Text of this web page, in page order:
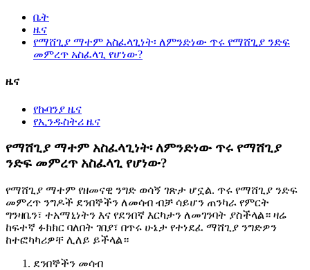
ቤት
ዜና
የማሸጊያ ማተም አስፈላጊነት፡ ለምንድነው ጥሩ የማሸጊያ ንድፍ
መምረጥ አስፈላጊ የሆነው?
ዜና
የኩባንያ ዜና
የኢንዱስትሪ ዜና
የማሸጊያ ማተም አስፈላጊነት፡ ለምንድነው ጥሩ የማሸጊያ
ንድፍ መምረጥ አስፈላጊ የሆነው?
የማሸጊያ ማተም የዘመናዊ ንግድ ወሳኝ ገጽታ ሆኗል. ጥሩ የማሸጊያ ንድፍ
መምረጥ ንግዶች ደንበኞችን ለመሳብ ብቻ ሳይሆን ጠንካራ የምርት
ግንዛቤን፣ ተአማኒነትን እና የደንበኛ እርካታን ለመገንባት ያስችላል። ዛሬ
ከፍተኛ ፉክክር ባለበት ገበያ፣ በጥሩ ሁኔታ የተነደፈ ማሸጊያ ንግድዎን
ከተፎካካሪዎቸ ሊለይ ይችላል።
ደንበኞችን መሳብ